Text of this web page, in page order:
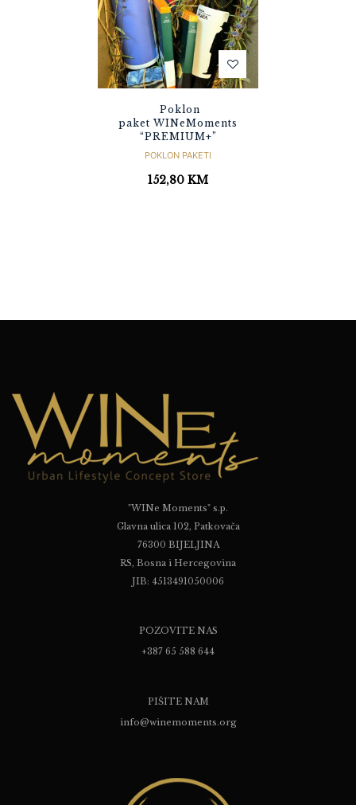
Poklon
paket WINeMoments
“PREMIUM+”
POKLON PAKETI
152,80 KM
"WINe Moments" s.p.
Glavna ulica 102, Patkovača
76300 BIJELJINA
RS, Bosna i Hercegovina
JIB: 4513491050006
POZOVITE NAS
+387 65 588 644
PIŠITE NAM
info@winemoments.org